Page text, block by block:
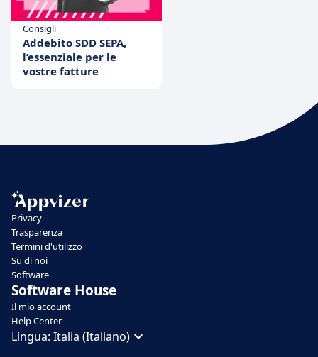
Consigli
Addebito SDD SEPA,
l’essenziale per le
vostre fatture
Privacy
Trasparenza
Termini d'utilizzo
Su di noi
Software
Software House
Il mio account
Help Center
Lingua: Italia (Italiano)